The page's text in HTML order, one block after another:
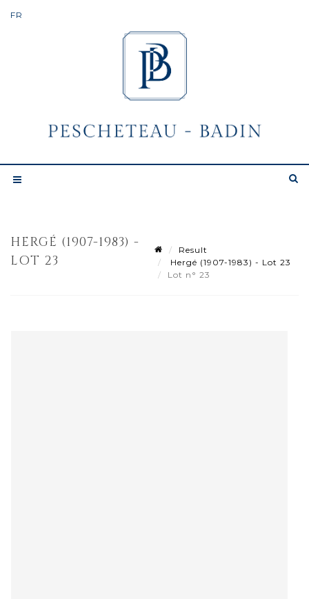
HERGÉ (1907-1983) -
LOT 23
Result
Hergé (1907-1983) - Lot 23
Lot n° 23